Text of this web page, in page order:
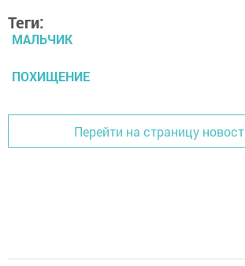
Теги:
МАЛЬЧИК
ПОХИЩЕНИЕ
Перейти на страницу